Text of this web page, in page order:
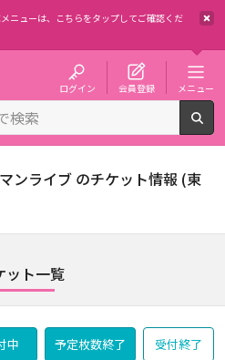
ニューは、
こちらをタップしてご確認くだ
ログイン 会員登録 メニュー
ンライブ のチケット情報 (東
ット一覧
中 予定枚数終了 受付終了